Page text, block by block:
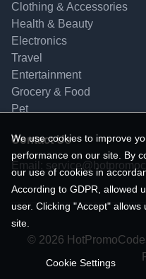
Clothing & Accessories
Health & Beauty
Electronics
Travel
Entertainment
Grocery & Food
Pet
Contact Us
Email:
© 2026
We use cookies to improve
performance on our site. By
our use of cookies in
According to GDPR, allowed
user. Clicking "Accept"
site.
Cookie Settings